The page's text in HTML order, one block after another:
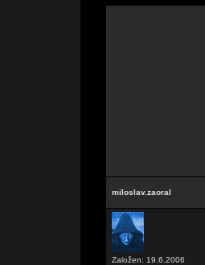
miloslav.zaoral
Založen: 19.6.2006